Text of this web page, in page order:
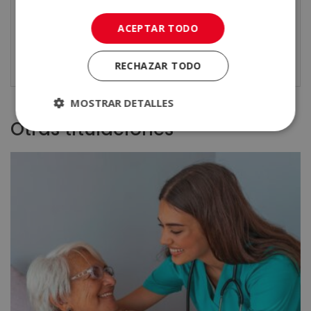
salario puede ser más variable y dependerá del
prestigio de la clínica, la carga de trabajo y las
condiciones contractuales.
Otras titulaciones
ACEPTAR TODO
RECHAZAR TODO
MOSTRAR DETALLES